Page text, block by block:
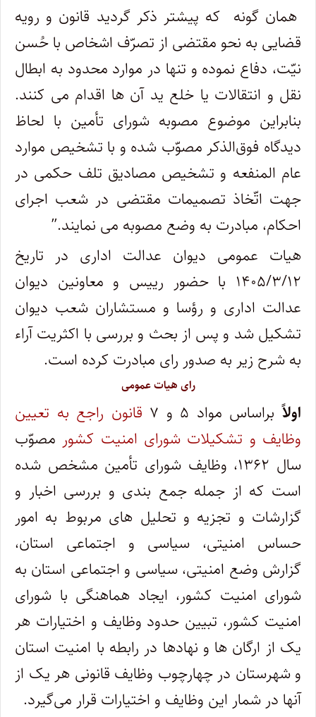
همان گونه که پیشتر ذکر گردید قانون و رویه
قضایی به نحو مقتضی از تصرّف اشخاص با حُسن
نیّت، دفاع نموده و تنها در موارد محدود به ابطال
نقل و انتقالات یا خلع ید آن ها اقدام می کنند.
بنابراین موضوع مصوبه شورای تأمین با لحاظ
دیدگاه فوق‌الذکر مصوّب شده و با تشخیص موارد
عام المنفعه و تشخیص مصادیق تلف حکمی در
جهت اتّخاذ تصمیمات مقتضی در شعب اجرای
احکام، مبادرت به وضع مصوبه می نمایند.”
هیات عمومی دیوان عدالت اداری در تاریخ
۱۴۰۵/۳/۱۲ با حضور رییس و معاونین دیوان
عدالت اداری و رؤسا و مستشاران شعب دیوان
تشکیل شد و پس از بحث و بررسی با اکثریت آراء
به شرح زیر به صدور رای مبادرت کرده است.
رای هیات عمومی
اولاًبراساس مواد ۵ و ۷
قانون راجع به تعیین
وظایف و تشکیلات شورای امنیت کشور مصوّب
سال ۱۳۶۲، وظایف شورای تأمین مشخص شده
است که از جمله جمع ‌بندی و بررسی اخبار و
گزارشات و تجزیه و تحلیل های مربوط به امور
حساس امنیتی، سیاسی و اجتماعی استان،
گزارش وضع امنیتی، سیاسی و اجتماعی استان به
شورای امنیت کشور، ایجاد هماهنگی با شورای
امنیت کشور، تبیین حدود وظایف و اختیارات هر
یک از ارگان ها و نهادها در رابطه با امنیت استان
و شهرستان در چهارچوب وظایف قانونی هر یک از
آنها در شمار این وظایف و اختیارات قرار می‌گیرد.